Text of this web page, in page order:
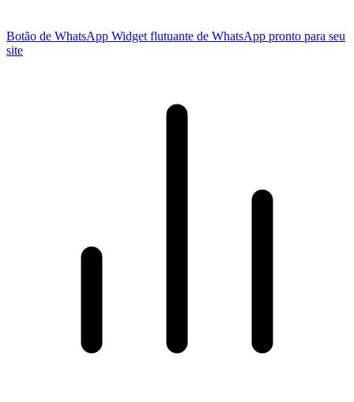
Botão de WhatsApp Widget flutuante de WhatsApp pronto para seu
site